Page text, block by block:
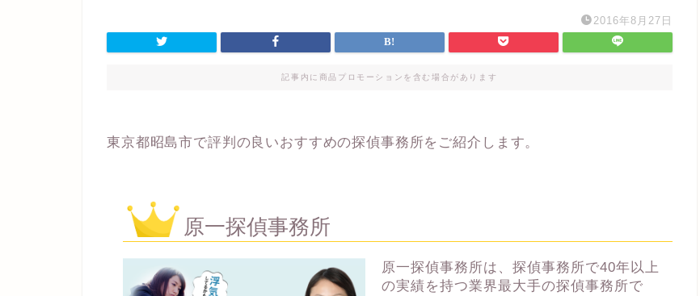
2016年8月27日
記事内に商品プロモーションを含む場合があります
東京都昭島市で評判の良いおすすめの探偵事務所をご紹介します。
原一探偵事務所
原一探偵事務所は、探偵事務所で40年以上
の実績を持つ業界最大手の探偵事務所で